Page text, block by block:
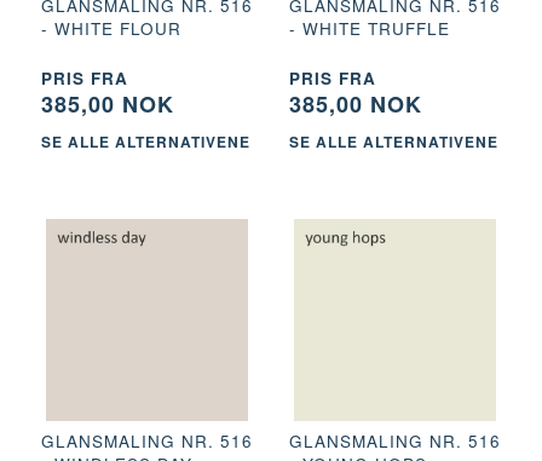
GLANSMALING NR. 516
- WHITE FLOUR
PRIS FRA
385,00 NOK
SE ALLE ALTERNATIVENE
GLANSMALING NR. 516
- WHITE TRUFFLE
PRIS FRA
385,00 NOK
SE ALLE ALTERNATIVENE
GLANSMALING NR. 516
GLANSMALING NR. 516